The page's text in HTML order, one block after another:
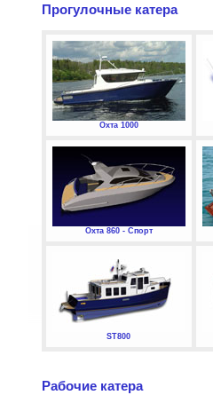
Прогулочные катера
Охта 1000
Охта 860 - Спорт
ST800
Рабочие катера